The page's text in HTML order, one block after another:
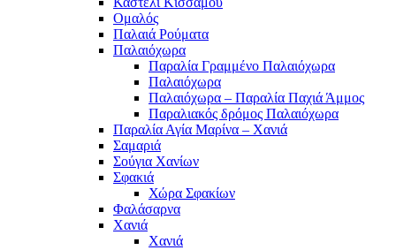
Ομαλός
Παλαιά Ρούματα
Παλαιόχωρα
Παραλία Γραμμένο Παλαιόχωρα
Παλαιόχωρα
Παλαιόχωρα – Παραλία Παχιά Άμμος
Παραλιακός δρόμος Παλαιόχωρα
Παραλία Αγία Μαρίνα – Χανιά
Σαμαριά
Σούγια Χανίων
Σφακιά
Χώρα Σφακίων
Φαλάσαρνα
Χανιά
Χανιά